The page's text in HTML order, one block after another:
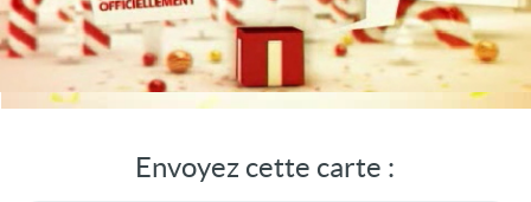
la
vidéo
Envoyez cette carte :